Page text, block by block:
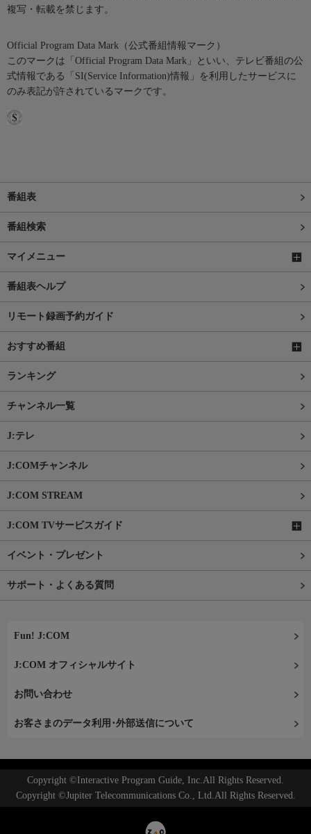
複写・転載を禁じます。
Official Program Data Mark（公式番組情報マーク）
このマークは「Official Program Data Mark」といい、テレビ番組の公
式情報である「SI(Service Information)情報」を利用したサービスに
のみ表記が許されているマークです。
番組表
番組検索
マイメニュー
番組表ヘルプ
リモート録画予約ガイド
おすすめ番組
ランキング
チャンネル一覧
J:テレ
J:COMチャンネル
J:COM STREAM
J:COM TVサービスガイド
イベント・プレゼント
サポート・よくある質問
Fun! J:COM
J:COM オフィシャルサイト
お問い合わせ
お客さまのデータ利用･外部送信について
Copyright ©Interactive Program Guide, Inc.All Rights Reserved.
Copyright ©Jupiter Telecommunications Co., Ltd.All Rights Reserved.